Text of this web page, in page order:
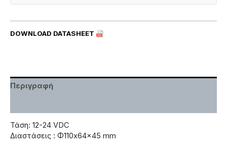
DOWNLOAD DATASHEET
Περιγραφή
Τάση: 12-24 VDC
Διαστάσεις : Φ110x64x45 mm